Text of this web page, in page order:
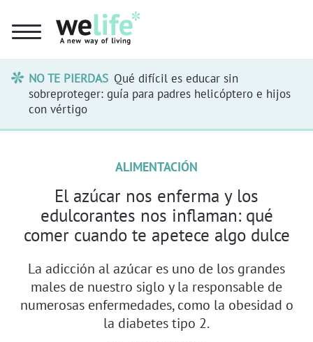
NO TE PIERDAS Qué difícil es educar sin
sobreproteger: guía para padres helicóptero e hijos
con vértigo
ALIMENTACIÓN
El azúcar nos enferma y los
edulcorantes nos inflaman: qué
comer cuando te apetece algo dulce
La adicción al azúcar es uno de los grandes
males de nuestro siglo y la responsable de
numerosas enfermedades, como la obesidad o
la diabetes tipo 2.